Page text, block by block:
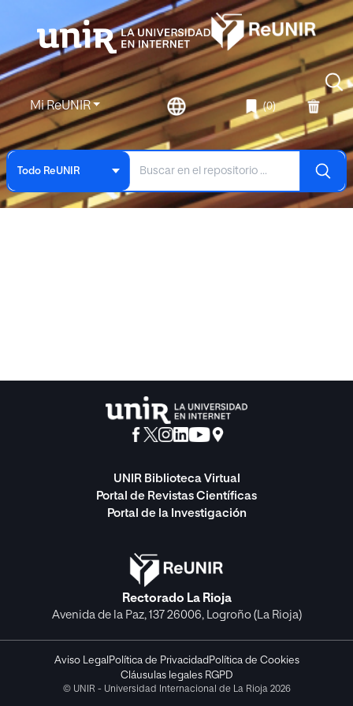
Mi ReUNIR (0)
Todo ReUNIR
UNIR Biblioteca Virtual
Portal de Revistas Científicas
Portal de la Investigación
Rectorado La Rioja
Avenida de la Paz, 137 26006, Logroño (La Rioja)
Aviso Legal Política de Privacidad Política de Cookies
Cláusulas legales RGPD
© UNIR - Universidad Internacional de La Rioja 2026